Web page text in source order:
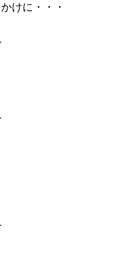
けに・・・